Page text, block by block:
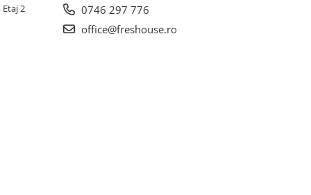
Etaj 2
0746 297 776
office@freshouse.ro